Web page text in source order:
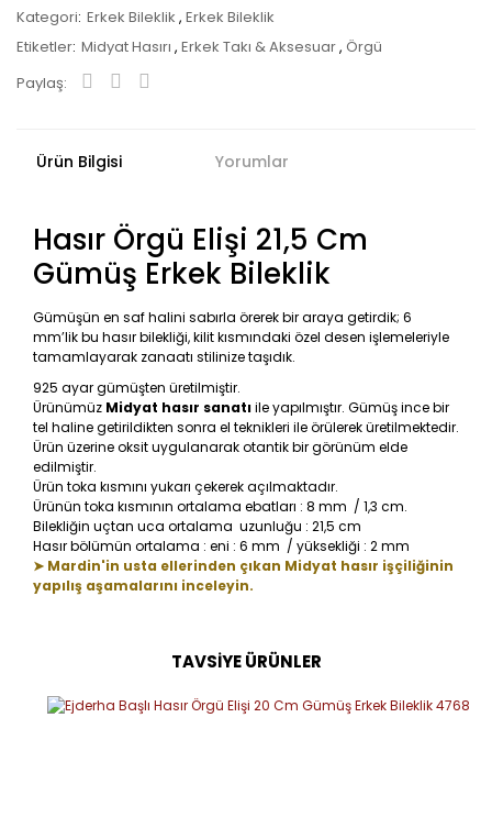
Kategori Erkek Bileklik , Erkek Bileklik
Etiketler Midyat Hasırı , Erkek Takı & Aksesuar, Örgü
Paylaş:
Ürün Bilgisi Yorumlar
Hasır Örgü Elişi 21,5 Cm
Gümüş Erkek Bileklik
Gümüşün en saf halini sabırla örerek bir araya getirdik; 6
mm’lik bu hasır bilekliği, kilit kısmındaki özel desen işlemeleriyle
tamamlayarak zanaatı stilinize taşıdık.
925 ayar gümüşten üretilmiştir.
Ürünümüz Midyat hasır sanatıile yapılmıştır. Gümüş ince bir
tel haline getirildikten sonra el teknikleri ile örülerek üretilmektedir.
Ürün üzerine oksit uygulanarak otantik bir görünüm elde
edilmiştir.
Ürün toka kısmını yukarı çekerek açılmaktadır.
Ürünün toka kısmının ortalama ebatları : 8 mm / 1,3 cm.
Bilekliğin uçtan uca ortalama uzunluğu : 21,5 cm
Hasır bölümün ortalama : eni : 6 mm / yüksekliği : 2 mm
➤ Mardin'in usta ellerinden çıkan Midyat hasır işçiliğinin
yapılış aşamalarını inceleyin.
TAVSİYE ÜRÜNLER